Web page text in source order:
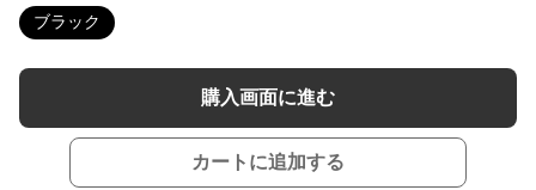
ブラック
購入画面に進む
カートに追加する